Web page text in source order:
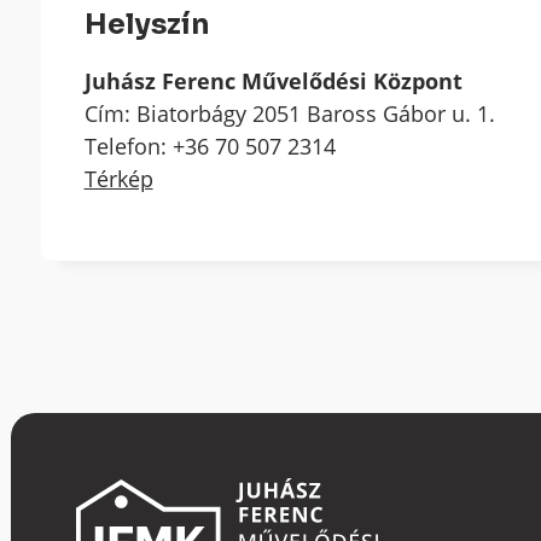
Helyszín
Juhász Ferenc Művelődési Központ
Cím: Biatorbágy 2051 Baross Gábor u. 1.
Telefon: +36 70 507 2314
Térkép